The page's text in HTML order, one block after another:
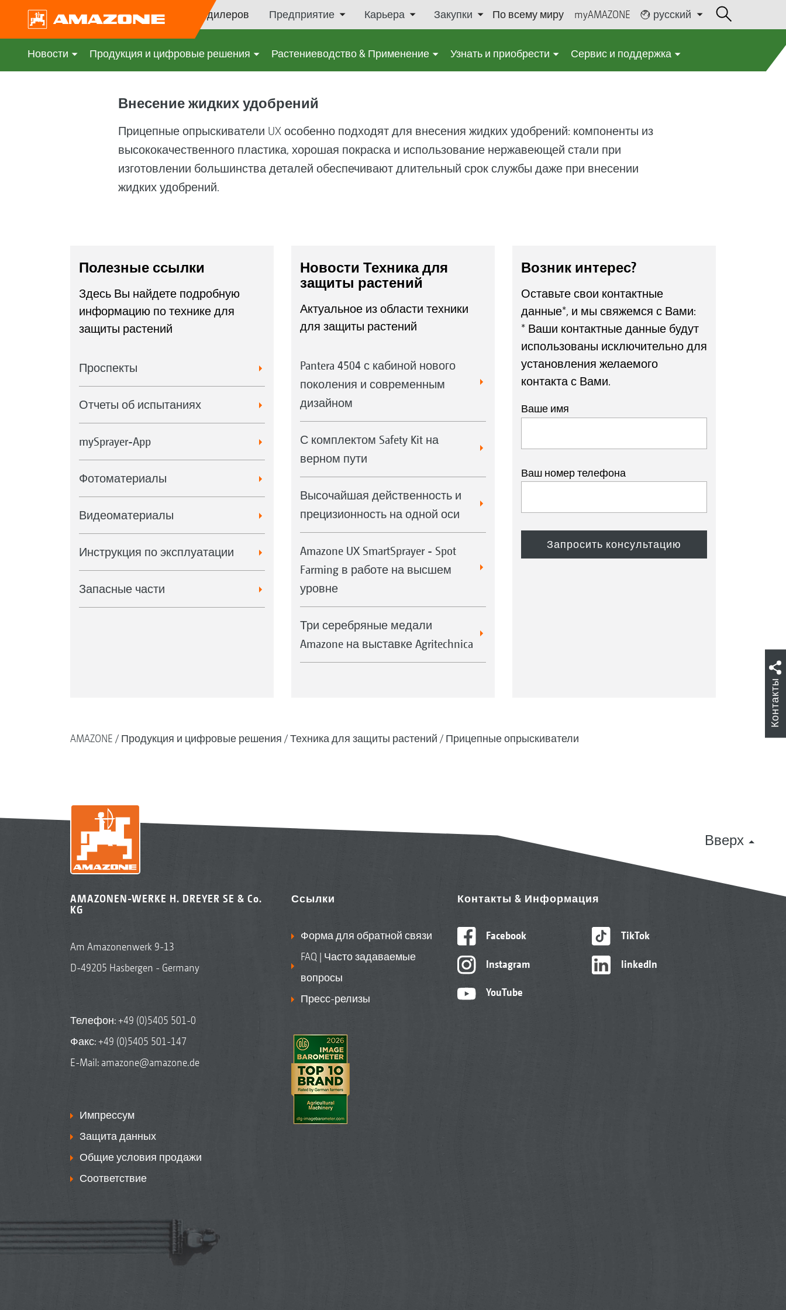
Поиск дилеров Предприятие Карьера Закупки По всему миру myAMAZONE русский
Новости Продукция и цифровые решения Растениеводство & Применение Узнать и приобрести Сервис и поддержка
Внесение жидких удобрений
Прицепные опрыскиватели UX особенно подходят для внесения жидких удобрений: компоненты из
высококачественного пластика, хорошая покраска и использование нержавеющей стали при
изготовлении большинства деталей обеспечивают длительный срок службы даже при внесении
жидких удобрений.
Полезные ссылки
Здесь Вы найдете подробную
информацию по технике для
защиты растений
Проспекты
Отчеты об испытаниях
mySprayer-App
Фотоматериалы
Видеоматериалы
Инструкция по эксплуатации
Запасные части
Новости Техника для
защиты растений
Актуальное из области техники
для защиты растений
Pantera 4504 с кабиной нового
поколения и современным
дизайном
С комплектом Safety Kit на
верном пути
Высочайшая действенность и
прецизионность на одной оси
Amazone UX SmartSprayer - Spot
Farming в работе на высшем
уровне
Три серебряные медали
Amazone на выставке Agritechnica
Возник интерес?
Оставьте свои контактные
данные*, и мы свяжемся с Вами:
* Ваши контактные данные будут
использованы исключительно для
установления желаемого
контакта с Вами.
Ваше имя
Ваш номер телефона
AMAZONE Продукция и цифровые решения Техника для защиты растений Прицепные опрыскиватели
Вверх
AMAZONEN-WERKE H. DREYER SE & Co.
KG
Am Amazonenwerk 9-13
D-49205 Hasbergen - Germany
Телефон:+49 (0)5405 501-0
Факс: +49 (0)5405 501-147
E-Mail: amazone@amazone.de
Импрессум
Защита данных
Общие условия продажи
Соответствие
Ссылки
Форма для обратной связи
FAQ | Часто задаваемые
вопросы
Пресс-релизы
Контакты & Информация
Facebook
Instagram
YouTube
TikTok
linkedIn
Контакты